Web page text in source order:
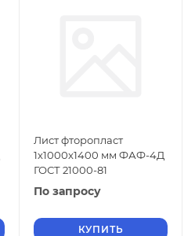
Лист фторопласт
1х1000х1400 мм ФАФ-4Д
ГОСТ 21000-81
По запросу
КУПИТЬ